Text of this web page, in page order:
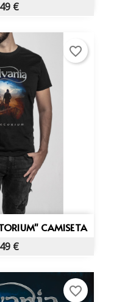
€
CAMISETA
€
favorite_border
favorite_border